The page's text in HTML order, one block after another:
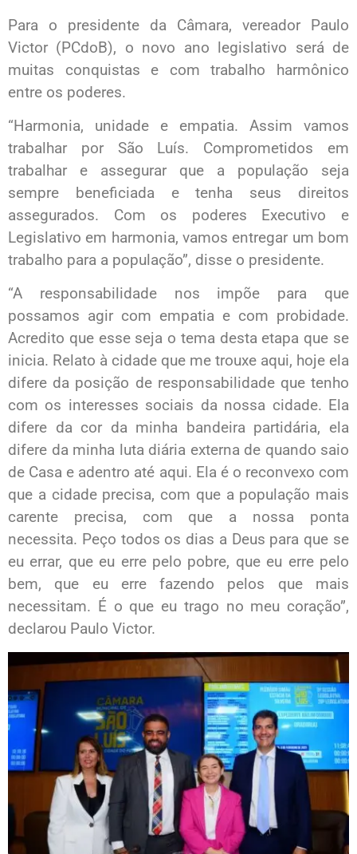
Para o presidente da Câmara, vereador Paulo
Victor (PCdoB), o novo ano legislativo será de
muitas conquistas e com trabalho harmônico
entre os poderes.
“Harmonia, unidade e empatia. Assim vamos
trabalhar por São Luís. Comprometidos em
trabalhar e assegurar que a população seja
sempre beneficiada e tenha seus direitos
assegurados. Com os poderes Executivo e
Legislativo em harmonia, vamos entregar um bom
trabalho para a população”, disse o presidente.
“A responsabilidade nos impõe para que
possamos agir com empatia e com probidade.
Acredito que esse seja o tema desta etapa que se
inicia. Relato à cidade que me trouxe aqui, hoje ela
difere da posição de responsabilidade que tenho
com os interesses sociais da nossa cidade. Ela
difere da cor da minha bandeira partidária, ela
difere da minha luta diária externa de quando saio
de Casa e adentro até aqui. Ela é o reconvexo com
que a cidade precisa, com que a população mais
carente precisa, com que a nossa ponta
necessita. Peço todos os dias a Deus para que se
eu errar, que eu erre pelo pobre, que eu erre pelo
bem, que eu erre fazendo pelos que mais
necessitam. É o que eu trago no meu coração”,
declarou Paulo Victor.